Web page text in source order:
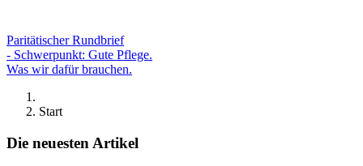
Paritätischer Rundbrief
- Schwerpunkt: Gute Pflege.
Was wir dafür brauchen.
Start
Die neuesten Artikel